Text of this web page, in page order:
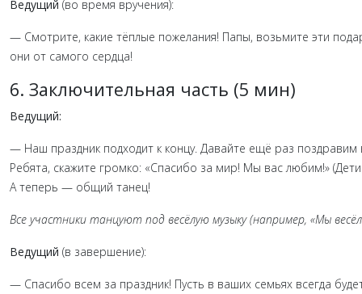
Ведущий (во время вручения):
— Смотрите, какие тёплые пожелания! Папы, возьмите эти
они от самого сердца!
6. Заключительная часть (5 мин)
Ведущий:
— Наш праздник подходит к концу. Давайте ещё раз поздравим
Ребята, скажите громко: «Спасибо за мир! Мы вас любим!» (Дети
А теперь — общий танец!
Все участники танцуют под весёлую музыку(например, «Мы
Ведущий (в завершение):
— Спасибо всем за праздник! Пусть в ваших семьях всегда